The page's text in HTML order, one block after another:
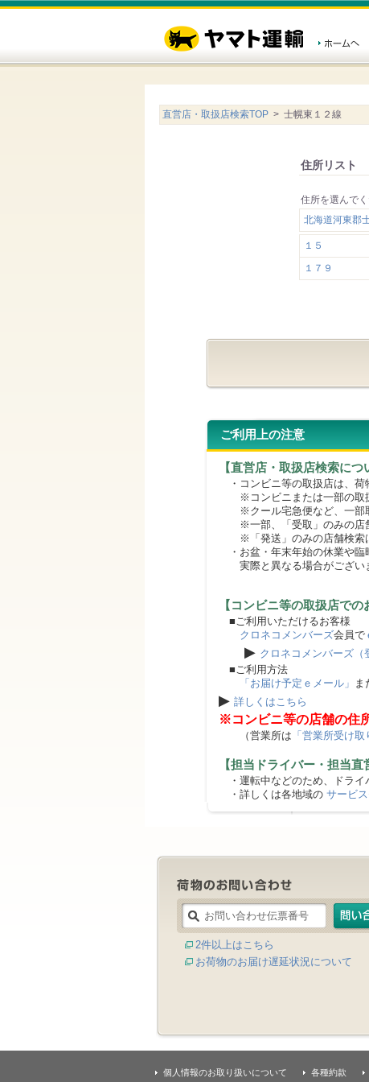
直営店・取扱店検索TOP > 士幌東１２線
住所リスト
住所を選んで
北海道河東郡
１５
１７９
ご利用上の注意
【直営店・取扱店検索につ
・コンビニ等の取扱店は、荷
※コンビニまたは一部の取扱
※クール宅急便など、一部取
※一部、「受取」のみの店舗
※「発送」のみの店舗検索は
・お盆・年末年始の休業や臨
実際と異なる場合がござい
【コンビニ等の取扱店で
■ご利用いただけるお客様
クロネコメンバーズ会員で
▶ クロネコメンバーズ（
■ご利用方法
「お届け予定ｅメール」 ま
▶ 詳しくはこちら
※コンビニ等の店舗の住
（営業所は 「営業所受け取
【担当ドライバー・担当直
・運転中などのため、ドライ
・詳しくは各地域の サービ
2件以上はこちら
お荷物のお届け遅延状況について
個人情報のお取り扱いについて 各種約款